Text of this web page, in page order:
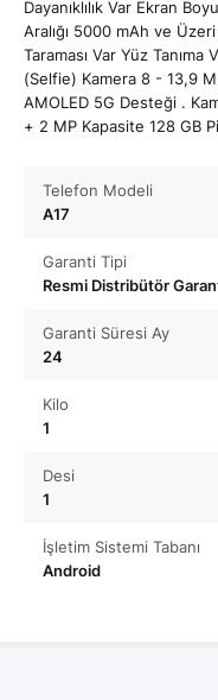
Dayanıklılık Var Ekran
Aralığı 5000 mAh ve
Taraması Var Yüz
(Selfie) Kamera 8 - 13,9
AMOLED 5G Desteği .
+ 2 MP Kapasite 128 GB
Telefon Modeli
A17
Garanti Tipi
Resmi Distribütör
Garanti Süresi Ay
24
Kilo
1
Desi
1
İşletim Sistemi Tabanı
Android